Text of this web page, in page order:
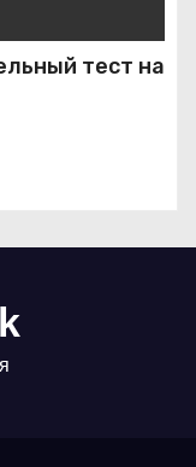
тест на